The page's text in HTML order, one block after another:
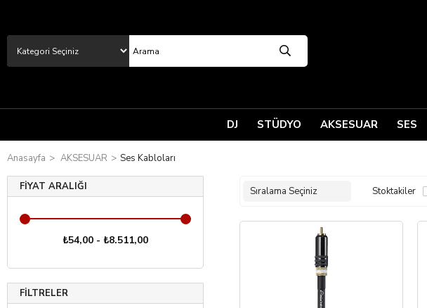
DJ STÜDYO AKSESUAR SES
Anasayfa AKSESUAR Ses Kabloları
FIYAT ARALIĞI
₺54,00 - ₺8.511,00
FILTRELER
Stoktakiler